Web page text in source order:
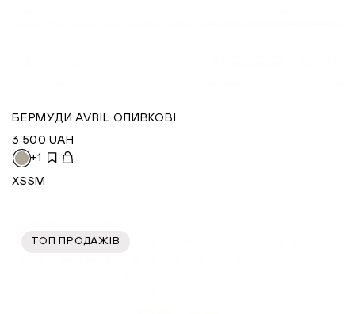
БЕРМУДИ AVRIL ОЛИВКОВІ
3 500 UAH
+1
XSS M
ТОП ПРОДАЖІВ